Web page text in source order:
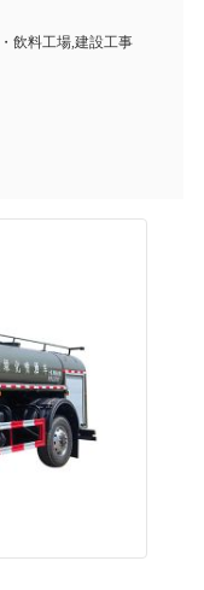
飲料工場,建設工事